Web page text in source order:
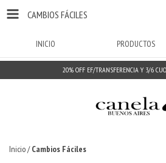
CAMBIOS FÁCILES
INICIO PRODUCTOS
20% OFF EF/TRANSFERENCIA Y 3/6
Inicio/ Cambios Fáciles